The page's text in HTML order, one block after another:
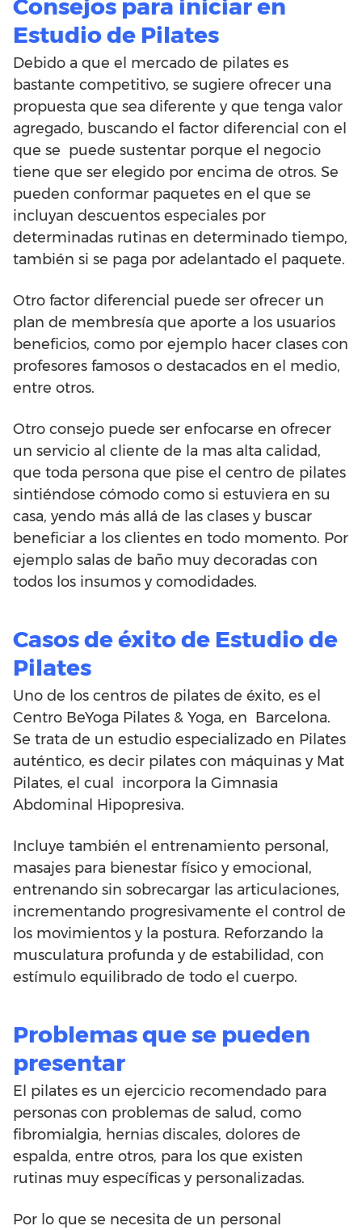
Consejos para iniciar en
Estudio de Pilates
Debido a que el mercado de pilates es
bastante competitivo, se sugiere ofrecer una
propuesta que sea diferente y que tenga valor
agregado, buscando el factor diferencial con el
que se puede sustentar porque el negocio
tiene que ser elegido por encima de otros. Se
pueden conformar paquetes en el que se
incluyan descuentos especiales por
determinadas rutinas en determinado tiempo,
también si se paga por adelantado el paquete.
Otro factor diferencial puede ser ofrecer un
plan de membresía que aporte a los usuarios
beneficios, como por ejemplo hacer clases con
profesores famosos o destacados en el medio,
entre otros.
Otro consejo puede ser enfocarse en ofrecer
un servicio al cliente de la mas alta calidad,
que toda persona que pise el centro de pilates
sintiéndose cómodo como si estuviera en su
casa, yendo más allá de las clases y buscar
beneficiar a los clientes en todo momento. Por
ejemplo salas de baño muy decoradas con
todos los insumos y comodidades.
Casos de éxito de Estudio de
Pilates
Uno de los centros de pilates de éxito, es el
Centro BeYoga Pilates & Yoga, en Barcelona.
Se trata de un estudio especializado en Pilates
auténtico, es decir pilates con máquinas y Mat
Pilates, el cual incorpora la Gimnasia
Abdominal Hipopresiva.
Incluye también el entrenamiento personal,
masajes para bienestar físico y emocional,
entrenando sin sobrecargar las articulaciones,
incrementando progresivamente el control de
los movimientos y la postura. Reforzando la
musculatura profunda y de estabilidad, con
estímulo equilibrado de todo el cuerpo.
Problemas que se pueden
presentar
El pilates es un ejercicio recomendado para
personas con problemas de salud, como
fibromialgia, hernias discales, dolores de
espalda, entre otros, para los que existen
rutinas muy específicas y personalizadas.
Por lo que se necesita de un personal